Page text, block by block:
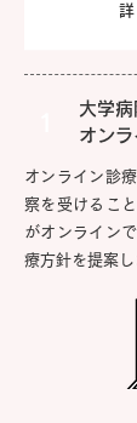
大学
オン
オンライン診
察を受けるこ
がオンライン
療方針を提案し